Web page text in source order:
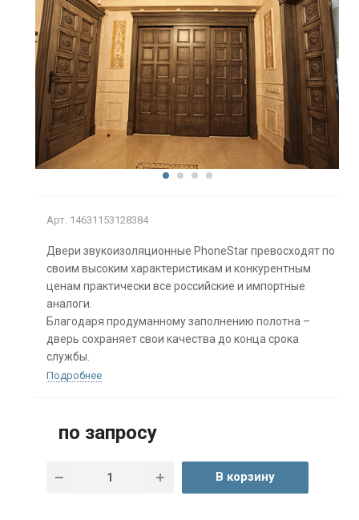
Арт. 14631153128384
Двери звукоизоляционные PhoneStar превосходят по
своим высоким характеристикам и конкурентным
ценам практически все российские и импортные
аналоги.
Благодаря продуманному заполнению полотна –
дверь сохраняет свои качества до конца срока
службы.
Подробнее
по запросу
В корзину